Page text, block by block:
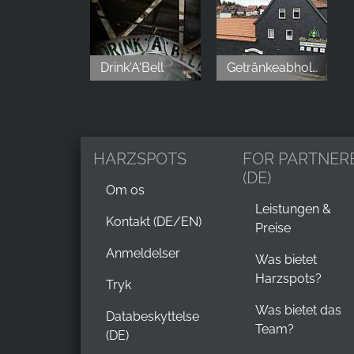
Drink'A'Bell Getränkeabholmarkt Otto Hebestriet
HARZSPOTS
Om os
Kontakt (DE/EN)
Anmeldelser
Tryk
Databeskyttelse
(DE)
FOR
(DE)
Leistungen &
Preise
Was bietet
Harzspots?
Was bietet das
Team?